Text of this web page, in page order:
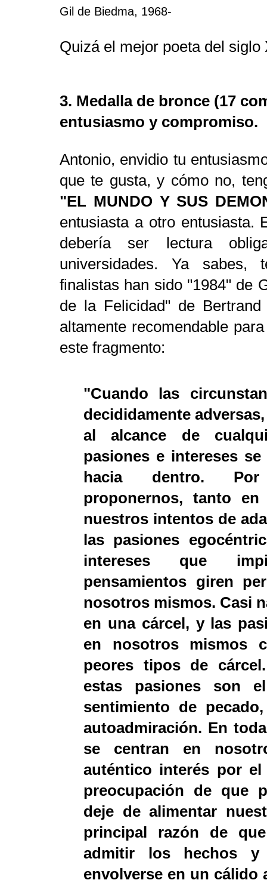
Gil de Biedma, 1968-
Quizá el mejor poeta del siglo
3. Medalla de bronce (17
entusiasmo y compromiso.
Antonio, envidio tu
que te gusta, y cómo no,
"EL MUNDO Y SUS
entusiasta a otro entusiasta.
debería ser lectura
universidades. Ya sabes,
finalistas han sido "1984" de
de la Felicidad" de
altamente recomendable
este fragmento:
"Cuando las
decididamente
al alcance de
pasiones e intereses
hacia dentro. Por
proponernos, tanto
nuestros intentos de
las pasiones
intereses que
pensamientos giren
nosotros mismos. Casi
en una cárcel, y las
en nosotros mismos
peores tipos de
estas pasiones son
sentimiento de
autoadmiración. En
se centran en
auténtico interés por
preocupación de que
deje de alimentar
principal razón de
admitir los hechos
envolverse en un cálido